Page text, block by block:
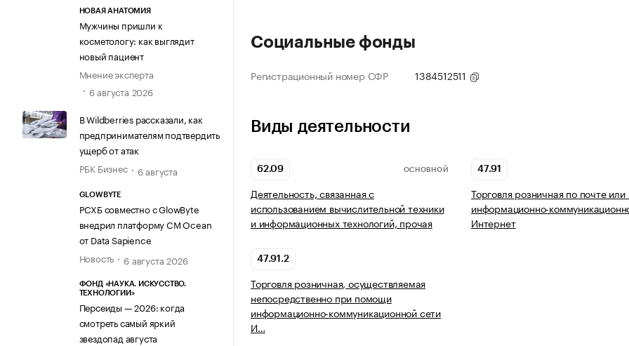
НОВАЯ АНАТОМИЯ
Мужчины пришли к
косметологу: как выглядит
новый пациент
Мнение эксперта
6 августа 2026
В Wildberries рассказали, как
предпринимателям подтвердить
ущерб от атак
РБК Бизнес
6 августа
GLOWBYTE
РСХБ совместно с GlowByte
внедрил платформу CM Ocean
от Data Sapience
Новость
6 августа 2026
ФОНД «НАУКА. ИСКУССТВО.
ТЕХНОЛОГИИ»
Персеиды — 2026: когда
смотреть самый яркий
звездопад августа
Социальные фонды
Регистрационный номер СФР 1384512511
Виды деятельности
62.09 ОСНОВНОЙ
Деятельность, связанная с
использованием вычислительной техники
и информационных технологий, прочая
47.91
Торговля розничная по почте или
информационно-
Интернет
47.91.2
Торговля розничная, осуществляемая
непосредственно при помощи
информационно-коммуникационной сети
И…